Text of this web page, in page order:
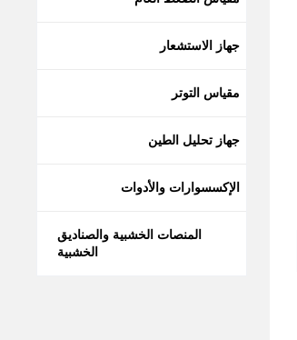
جهاز الاستشعار
مقياس التوتر
جهاز تحليل الطين
الإكسسوارات والأدوات
المنصات الخشبية والصناديق
الخشبية